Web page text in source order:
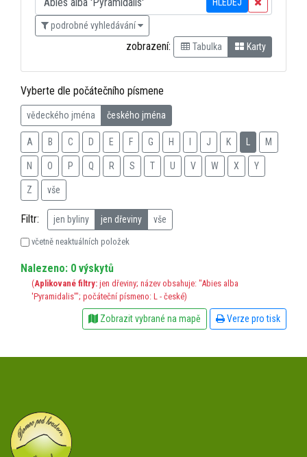
podrobné vyhledávání
zobrazení: Tabulka Karty
Vyberte dle počátečního písmene
vědeckého jména českého jména
A B C D E F G H J K M
N O P Q R S T U V W X Y
Z vše
Filtr: jen byliny jen dřeviny vše
včetně neaktuálních položek
Nalezeno: 0 výskytů
(Aplikované filtry: jen dřeviny; název obsahuje: "Abies alba
'Pyramidalis'"; počáteční písmeno: L - české)
Zobrazit vybrané na mapě Verze pro tisk